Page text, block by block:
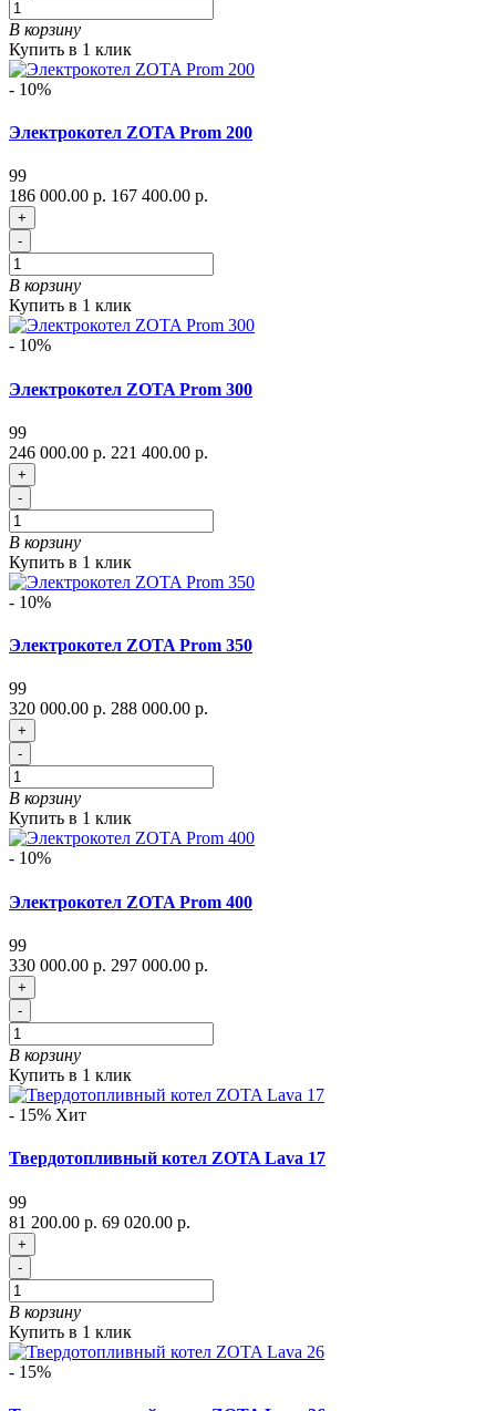
В корзину
Купить в 1 клик
- 10%
Электрокотел ZOTA Prom 200
99
186 000.00 р. 167 400.00 р.
+
-
В корзину
Купить в 1 клик
- 10%
Электрокотел ZOTA Prom 300
99
246 000.00 р. 221 400.00 р.
+
-
В корзину
Купить в 1 клик
- 10%
Электрокотел ZOTA Prom 350
99
320 000.00 р. 288 000.00 р.
+
-
В корзину
Купить в 1 клик
- 10%
Электрокотел ZOTA Prom 400
99
330 000.00 р. 297 000.00 р.
+
-
В корзину
Купить в 1 клик
- 15% Хит
Твердотопливный котел ZOTA Lava 17
99
81 200.00 р. 69 020.00 р.
+
-
В корзину
Купить в 1 клик
- 15%